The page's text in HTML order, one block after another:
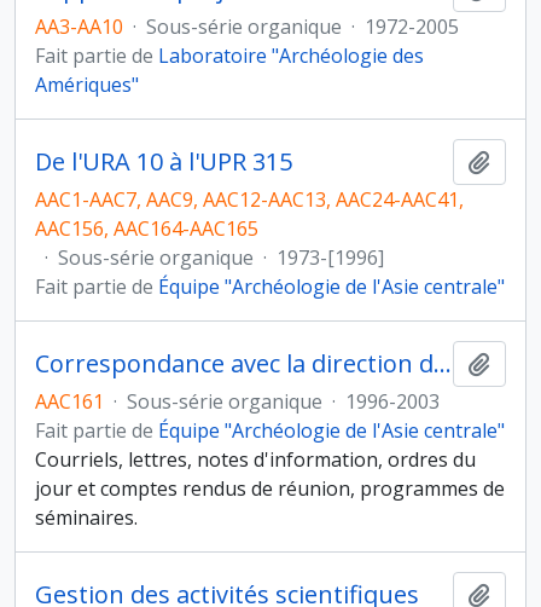
AA3-AA10 · Sous-série organique · 1972-2005
Fait partie de Laboratoire "Archéologie des
Amériques"
De l'URA 10 à l'UPR 315
AAC1-AAC7, AAC9, AAC12-AAC13, AAC24-AAC41,
AAC156, AAC164-AAC165
· Sous-série organique · 1973-[1996]
Fait partie de Équipe "Archéologie de l'Asie centrale"
Correspondance avec la direction de l'UMR et la MAE
AAC161 · Sous-série organique · 1996-2003
Fait partie de Équipe "Archéologie de l'Asie centrale"
Courriels, lettres, notes d'information, ordres du
jour et comptes rendus de réunion, programmes de
séminaires.
Gestion des activités scientifiques